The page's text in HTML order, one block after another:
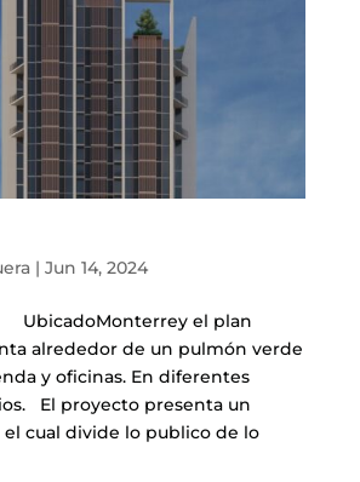
| Jun 14, 2024
el plan
alrededor de un pulmón verde
y oficinas. En diferentes
El proyecto presenta un
cual divide lo publico de lo